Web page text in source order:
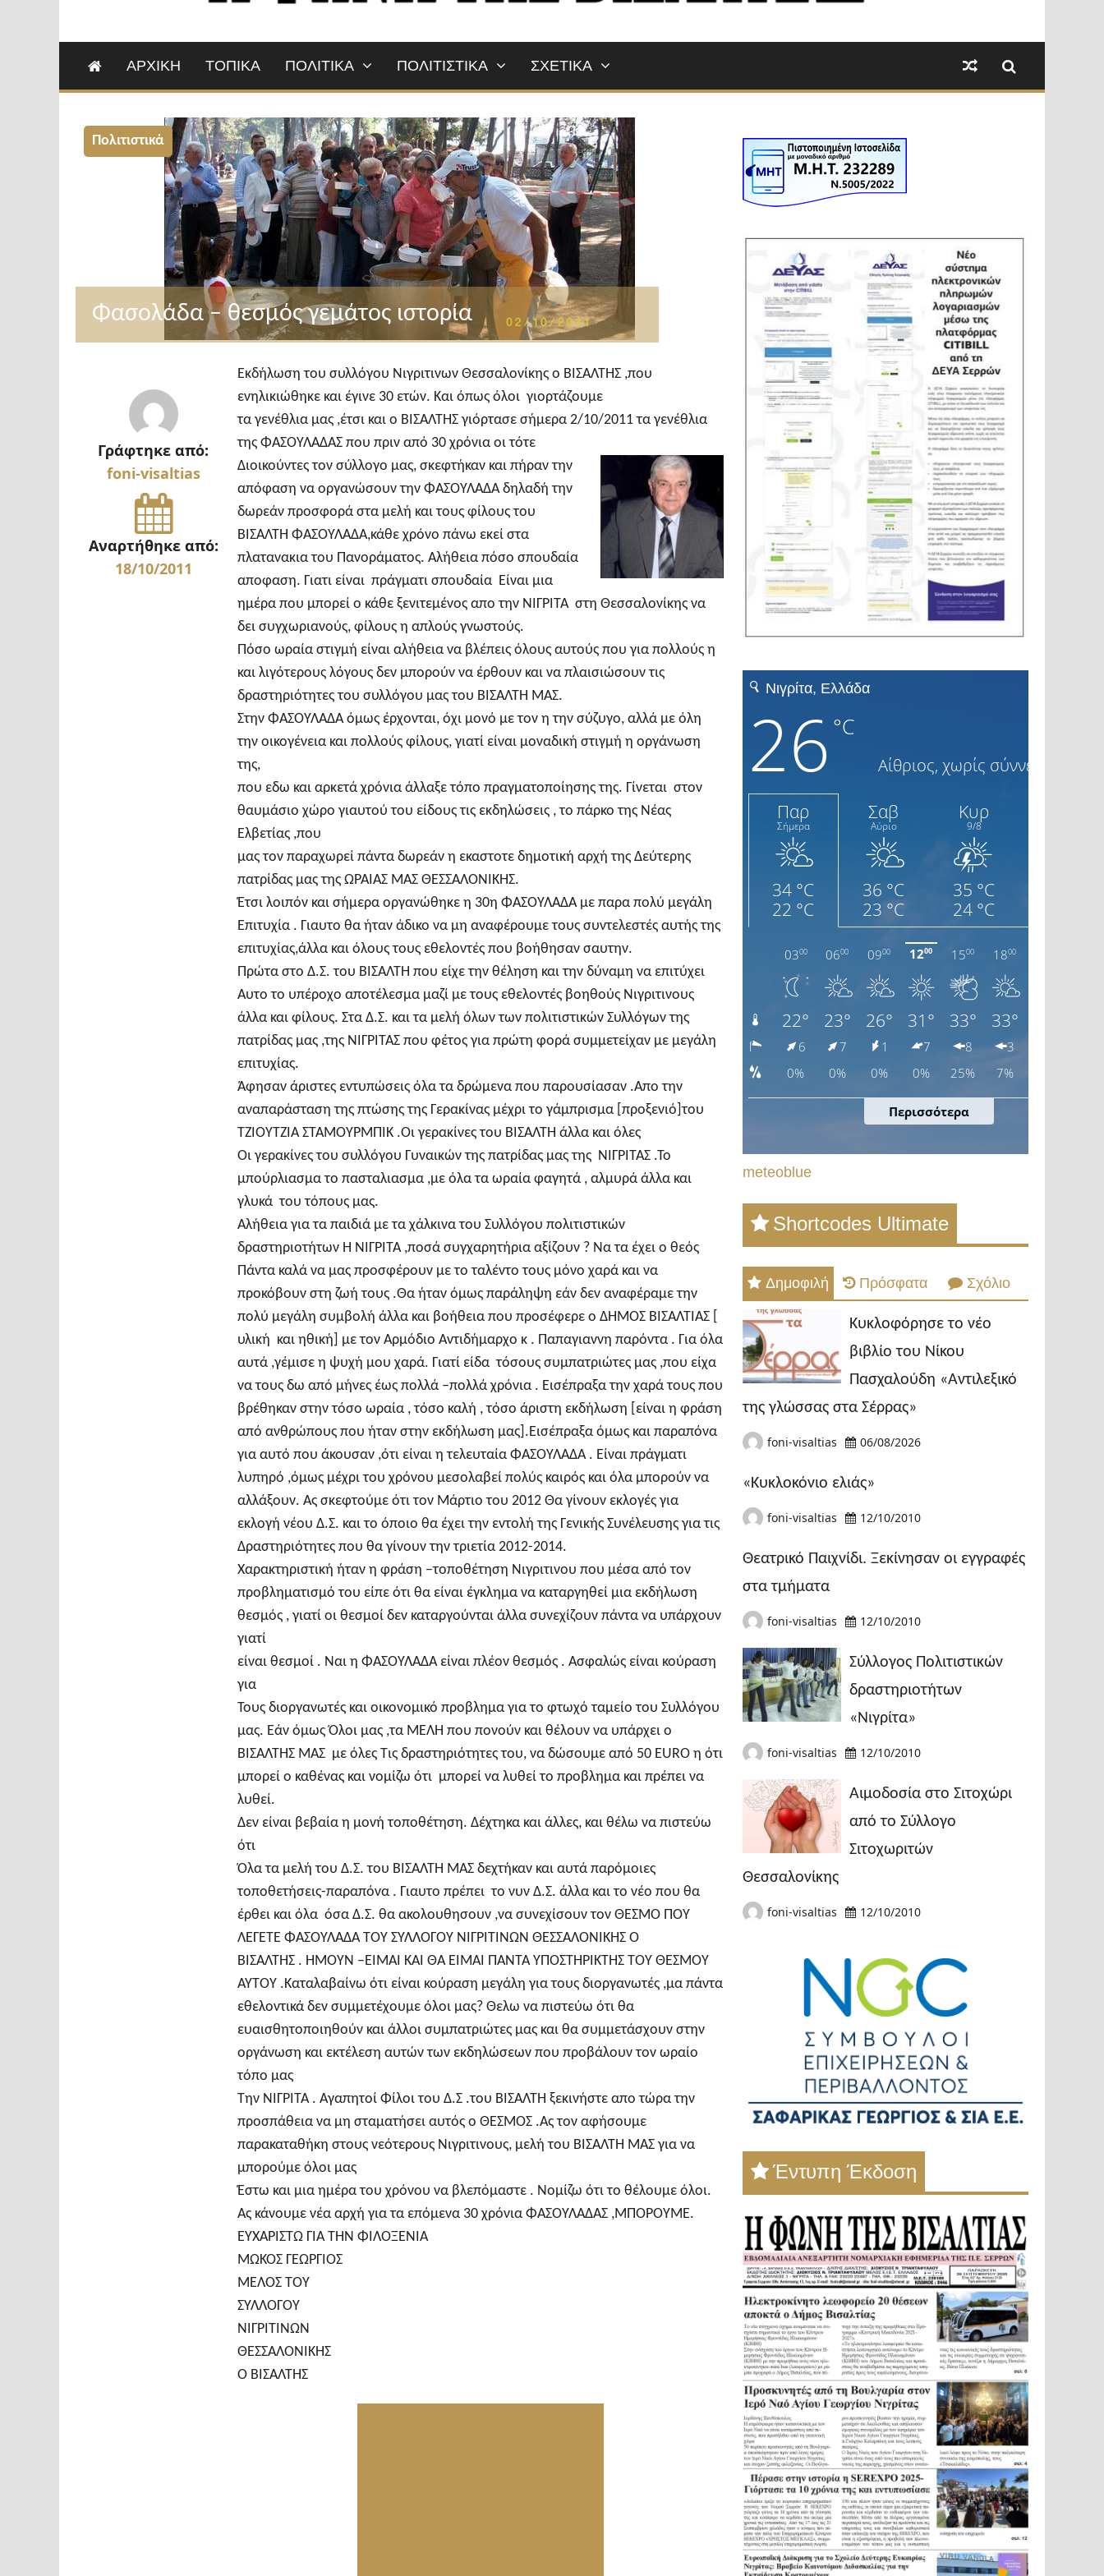
ΑΡΧΙΚΗ ΤΟΠΙΚΑ ΠΟΛΙΤΙΚΑ ΠΟΛΙΤΙΣΤΙΚΑ ΣΧΕΤΙΚΑ
Πολιτιστικά
Φασολάδα – θεσμός γεμάτος ιστορία
Γράφτηκε από:
foni-visaltias
Αναρτήθηκε από:
18/10/2011
Εκδήλωση του συλλόγου Νιγριτινων Θεσσαλονίκης ο ΒΙΣΑΛΤΗΣ ,που
ενηλικιώθηκε και έγινε 30 ετών. Και όπως όλοι γιορτάζουμε
τα γενέθλια μας ,έτσι και ο ΒΙΣΑΛΤΗΣ γιόρτασε σήμερα 2/10/2011 τα γενέθλια
της ΦΑΣΟΥΛΑΔΑΣ που πριν από 30 χρόνια οι τότε
Διοικούντες τον σύλλογο μας, σκεφτήκαν και πήραν την
απόφαση να οργανώσουν την ΦΑΣΟΥΛΑΔΑ δηλαδή την
δωρεάν προσφορά στα μελή και τους φίλους του
ΒΙΣΑΛΤΗ ΦΑΣΟΥΛΑΔΑ,κάθε χρόνο πάνω εκεί στα
πλατανακια του Πανοράματος. Αλήθεια πόσο σπουδαία
αποφαση. Γιατι είναι πράγματι σπουδαία Είναι μια
ημέρα που μπορεί ο κάθε ξενιτεμένος απο την ΝΙΓΡΙΤΑ στη Θεσσαλονίκης να
δει συγχωριανούς, φίλους η απλούς γνωστούς.
Πόσο ωραία στιγμή είναι αλήθεια να βλέπεις όλους αυτούς που για πολλούς η
και λιγότερους λόγους δεν μπορούν να έρθουν και να πλαισιώσουν τις
δραστηριότητες του συλλόγου μας του ΒΙΣΑΛΤΗ ΜΑΣ.
Στην ΦΑΣΟΥΛΑΔΑ όμως έρχονται, όχι μονό με τον η την σύζυγο, αλλά με όλη
την οικογένεια και πολλούς φίλους, γιατί είναι μοναδική στιγμή η οργάνωση
της,
που εδω και αρκετά χρόνια άλλαξε τόπο πραγματοποίησης της. Γίνεται στον
θαυμάσιο χώρο γιαυτού του είδους τις εκδηλώσεις , το πάρκο της Νέας
Ελβετίας ,που
μας τον παραχωρεί πάντα δωρεάν η εκαστοτε δημοτική αρχή της Δεύτερης
πατρίδας μας της ΩΡΑΙΑΣ ΜΑΣ ΘΕΣΣΑΛΟΝΙΚΗΣ.
Έτσι λοιπόν και σήμερα οργανώθηκε η 30η ΦΑΣΟΥΛΑΔΑ με παρα πολύ μεγάλη
Επιτυχία . Γιαυτο θα ήταν άδικο να μη αναφέρουμε τους συντελεστές αυτής της
επιτυχίας,άλλα και όλους τους εθελοντές που βοήθησαν σαυτην.
Πρώτα στο Δ.Σ. του ΒΙΣΑΛΤΗ που είχε την θέληση και την δύναμη να επιτύχει
Αυτο το υπέροχο αποτέλεσμα μαζί με τους εθελοντές βοηθούς Νιγριτινους
άλλα και φίλους. Στα Δ.Σ. και τα μελή όλων των πολιτιστικών Συλλόγων της
πατρίδας μας ,της ΝΙΓΡΙΤΑΣ που φέτος για πρώτη φορά συμμετείχαν με μεγάλη
επιτυχίας.
Άφησαν άριστες εντυπώσεις όλα τα δρώμενα που παρουσίασαν .Απο την
αναπαράσταση της πτώσης της Γερακίνας μέχρι το γάμπρισμα [προξενιό]του
ΤΖΙΟΥΤΖΙΑ ΣΤΑΜΟΥΡΜΠΙΚ .Οι γερακίνες του ΒΙΣΑΛΤΗ άλλα και όλες
Οι γερακίνες του συλλόγου Γυναικών της πατρίδας μας της ΝΙΓΡΙΤΑΣ .Το
μπούρλιασμα το πασταλιασμα ,με όλα τα ωραία φαγητά , αλμυρά άλλα και
γλυκά του τόπους μας.
Αλήθεια για τα παιδιά με τα χάλκινα του Συλλόγου πολιτιστικών
δραστηριοτήτων Η ΝΙΓΡΙΤΑ ,ποσά συγχαρητήρια αξίζουν ? Να τα έχει ο θεός
Πάντα καλά να μας προσφέρουν με το ταλέντο τους μόνο χαρά και να
προκόβουν στη ζωή τους .Θα ήταν όμως παράληψη εάν δεν αναφέραμε την
πολύ μεγάλη συμβολή άλλα και βοήθεια που προσέφερε ο ΔΗΜΟΣ ΒΙΣΑΛΤΙΑΣ [
υλική και ηθική] με τον Αρμόδιο Αντιδήμαρχο κ . Παπαγιαννη παρόντα . Για όλα
αυτά ,γέμισε η ψυχή μου χαρά. Γιατί είδα τόσους συμπατριώτες μας ,που είχα
να τους δω από μήνες έως πολλά –πολλά χρόνια . Εισέπραξα την χαρά τους που
βρέθηκαν στην τόσο ωραία , τόσο καλή , τόσο άριστη εκδήλωση [είναι η φράση
από ανθρώπους που ήταν στην εκδήλωση μας].Εισέπραξα όμως και παραπόνα
για αυτό που άκουσαν ,ότι είναι η τελευταία ΦΑΣΟΥΛΑΔΑ . Είναι πράγματι
λυπηρό ,όμως μέχρι του χρόνου μεσολαβεί πολύς καιρός και όλα μπορούν να
αλλάξουν. Ας σκεφτούμε ότι τον Μάρτιο του 2012 Θα γίνουν εκλογές για
εκλογή νέου Δ.Σ. και το όποιο θα έχει την εντολή της Γενικής Συνέλευσης για τις
Δραστηριότητες που θα γίνουν την τριετία 2012-2014.
Χαρακτηριστική ήταν η φράση –τοποθέτηση Νιγριτινου που μέσα από τον
προβληματισμό του είπε ότι θα είναι έγκλημα να καταργηθεί μια εκδήλωση
θεσμός , γιατί οι θεσμοί δεν καταργούνται άλλα συνεχίζουν πάντα να υπάρχουν
γιατί
είναι θεσμοί . Ναι η ΦΑΣΟΥΛΑΔΑ είναι πλέον θεσμός . Ασφαλώς είναι κούραση
για
Τους διοργανωτές και οικονομικό προβλημα για το φτωχό ταμείο του Συλλόγου
μας. Εάν όμως Όλοι μας ,τα ΜΕΛΗ που πονούν και θέλουν να υπάρχει ο
ΒΙΣΑΛΤΗΣ ΜΑΣ με όλες Τις δραστηριότητες του, να δώσουμε από 50 EURO η ότι
μπορεί ο καθένας και νομίζω ότι μπορεί να λυθεί το προβλημα και πρέπει να
λυθεί.
Δεν είναι βεβαία η μονή τοποθέτηση. Δέχτηκα και άλλες, και θέλω να πιστεύω
ότι
Όλα τα μελή του Δ.Σ. του ΒΙΣΑΛΤΗ ΜΑΣ δεχτήκαν και αυτά παρόμοιες
τοποθετήσεις-παραπόνα . Γιαυτο πρέπει το νυν Δ.Σ. άλλα και το νέο που θα
έρθει και όλα όσα Δ.Σ. θα ακολουθησουν ,να συνεχίσουν τον ΘΕΣΜΟ ΠΟΥ
ΛΕΓΕΤΕ ΦΑΣΟΥΛΑΔΑ ΤΟΥ ΣΥΛΛΟΓΟΥ ΝΙΓΡΙΤΙΝΩΝ ΘΕΣΣΑΛΟΝΙΚΗΣ Ο
ΒΙΣΑΛΤΗΣ . ΗΜΟΥΝ –ΕΙΜΑΙ ΚΑΙ ΘΑ ΕΙΜΑΙ ΠΑΝΤΑ ΥΠΟΣΤΗΡΙΚΤΗΣ ΤΟΥ ΘΕΣΜΟΥ
ΑΥΤΟΥ .Καταλαβαίνω ότι είναι κούραση μεγάλη για τους διοργανωτές ,μα πάντα
εθελοντικά δεν συμμετέχουμε όλοι μας? Θελω να πιστεύω ότι θα
ευαισθητοποιηθούν και άλλοι συμπατριώτες μας και θα συμμετάσχουν στην
οργάνωση και εκτέλεση αυτών των εκδηλώσεων που προβάλουν τον ωραίο
τόπο μας
Την ΝΙΓΡΙΤΑ . Αγαπητοί Φίλοι του Δ.Σ .του ΒΙΣΑΛΤΗ ξεκινήστε απο τώρα την
προσπάθεια να μη σταματήσει αυτός ο ΘΕΣΜΟΣ .Ας τον αφήσουμε
παρακαταθήκη στους νεότερους Νιγριτινους, μελή του ΒΙΣΑΛΤΗ ΜΑΣ για να
μπορούμε όλοι μας
Έστω και μια ημέρα του χρόνου να βλεπόμαστε . Νομίζω ότι το θέλουμε όλοι.
Ας κάνουμε νέα αρχή για τα επόμενα 30 χρόνια ΦΑΣΟΥΛΑΔΑΣ ,ΜΠΟΡΟΥΜΕ.
ΕΥΧΑΡΙΣΤΩ ΓΙΑ ΤΗΝ ΦΙΛΟΞΕΝΙΑ
ΜΩΚΟΣ ΓΕΩΡΓΙΟΣ
ΜΕΛΟΣ ΤΟΥ
ΣΥΛΛΟΓΟΥ
ΝΙΓΡΙΤΙΝΩΝ
ΘΕΣΣΑΛΟΝΙΚΗΣ
Ο ΒΙΣΑΛΤΗΣ
meteoblue
Shortcodes Ultimate
Δημοφιλή Πρόσφατα Σχόλιο
Κυκλοφόρησε το νέο
βιβλίο του Νίκου
Πασχαλούδη «Αντιλεξικό
της γλώσσας στα Σέρρας»
foni-visaltias 06/08/2026
«Κυκλοκόνιο ελιάς»
foni-visaltias 12/10/2010
Θεατρικό Παιχνίδι. Ξεκίνησαν οι εγγραφές
στα τμήματα
foni-visaltias 12/10/2010
Σύλλογος Πολιτιστικών
δραστηριοτήτων
«Νιγρίτα»
foni-visaltias 12/10/2010
Αιμοδοσία στο Σιτοχώρι
από το Σύλλογο
Σιτοχωριτών
Θεσσαλονίκης
foni-visaltias 12/10/2010
Έντυπη Έκδοση